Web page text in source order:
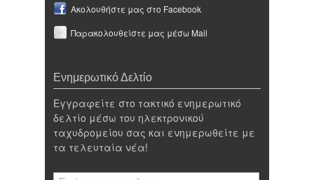
Ακολουθήστε μας στο Facebook
Παρακολουθείστε μας μέσω Mail
Ενημερωτικό Δελτίο
Εγγραφείτε στο τακτικό ενημερωτικό
δελτίο μέσω του ηλεκτρονικού
ταχυδρομείου σας και ενημερωθείτε με
τα τελευταία νέα!